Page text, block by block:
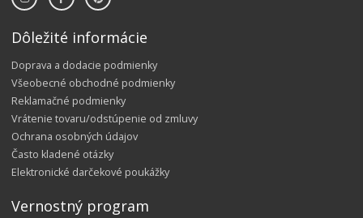
Dôležité informácie
Doprava a dodacie podmienky
Všeobecné obchodné podmienky
Reklamačné podmienky
Vrátenie tovaru/odstúpenie od zmluvy
Ochrana osobných údajov
Často kladené otázky
Elektronické darčekové poukážky
Vernostný program